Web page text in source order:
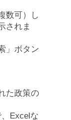
数可）し
されま
」ボタン
た政策の
Excelな